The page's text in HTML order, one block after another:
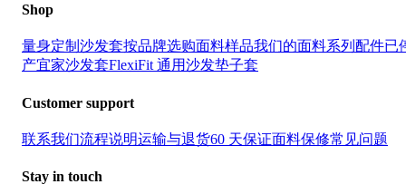
Shop
量身定制沙发套按品牌选购面料样品我们的面料系列 配件已
产宜家沙发套FlexiFit 通用沙发垫子套
Customer support
联系我们流程说明运输与退货60 天保证面料保修常见问题
Stay in touch